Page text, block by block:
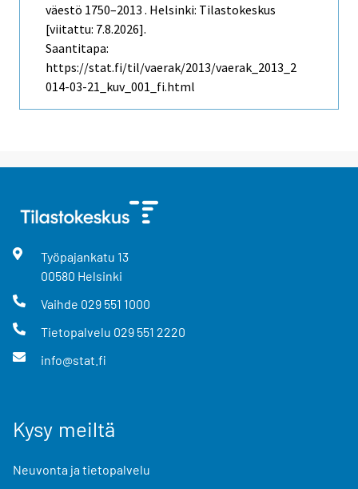
väestö 1750–2013 . Helsinki: Tilastokeskus
[viitattu: 7.8.2026].
Saantitapa:
https://stat.fi/til/vaerak/2013/vaerak_2013_2
014-03-21_kuv_001_fi.html
Työpajankatu 13
00580 Helsinki
Vaihde 029 551 1000
Tietopalvelu 029 551 2220
info@stat.fi
Kysy meiltä
Neuvonta ja tietopalvelu